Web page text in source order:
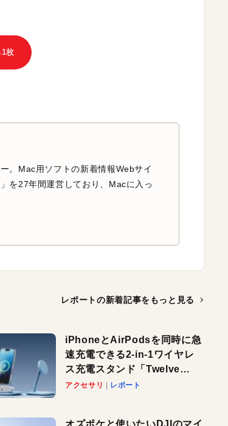
1枚
。Mac用ソフトの新着情報Webサイ
を27年間運営しており、Macに入っ
レポートの新着記事をもっと見る
iPhoneとAirPodsを同時に急
速充電できる2-in-1ワイヤレ
ス充電スタンド「Twelve
South HiRise 2 Deluxe」が
アクセサリ レポート
オズポケと使いたいDJIのマイ